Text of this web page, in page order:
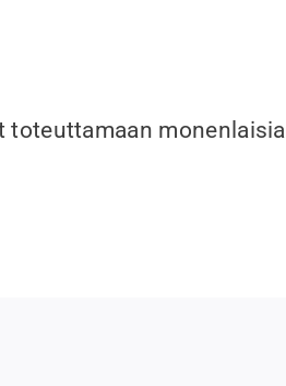
monenlaisia